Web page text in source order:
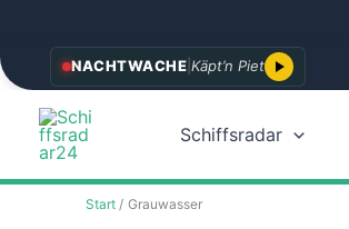
Zum
Inhalt
springen
NACHTWACHE Käpt’n Piet
Schiffsradar
Start Grauwasser